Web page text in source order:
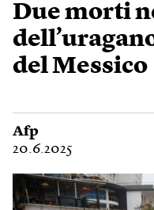
Due morti
del Messico
Afp
20.6.2025